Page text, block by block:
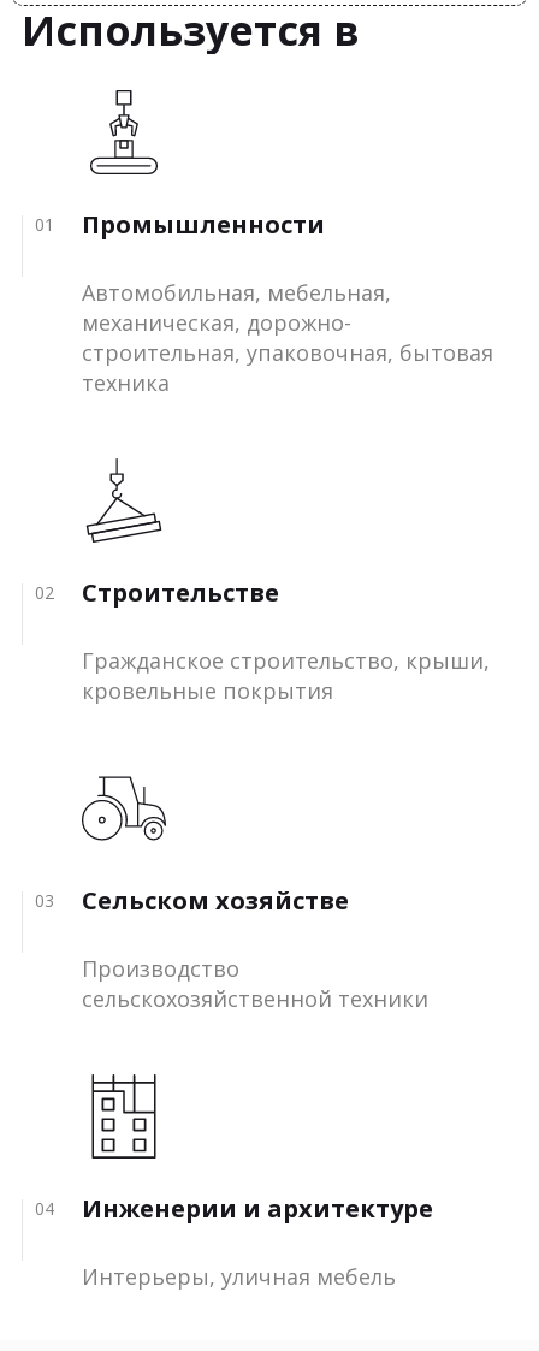
Используется в
01 Промышленности
Автомобильная, мебельная,
механическая, дорожно-
строительная, упаковочная, бытовая
техника
02 Строительстве
Гражданское строительство, крыши,
кровельные покрытия
03 Сельском хозяйстве
Производство
сельскохозяйственной техники
04 Инженерии и архитектуре
Интерьеры, уличная мебель